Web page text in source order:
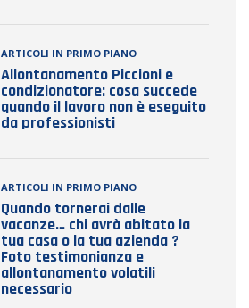
ARTICOLI IN PRIMO PIANO
Allontanamento Piccioni e
condizionatore: cosa succede
quando il lavoro non è eseguito
da professionisti
ARTICOLI IN PRIMO PIANO
Quando tornerai dalle
vacanze… chi avrà abitato la
tua casa o la tua azienda ?
Foto testimonianza e
allontanamento volatili
necessario